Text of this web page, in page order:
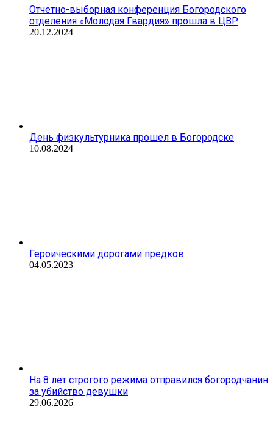
Отчетно-выборная конференция Богородского
отделения «Молодая Гвардия» прошла в ЦВР
20.12.2024
День физкультурника прошел в Богородске
10.08.2024
Героическими дорогами предков
04.05.2023
На 8 лет строгого режима отправился богородчанин
за убийство девушки
29.06.2026